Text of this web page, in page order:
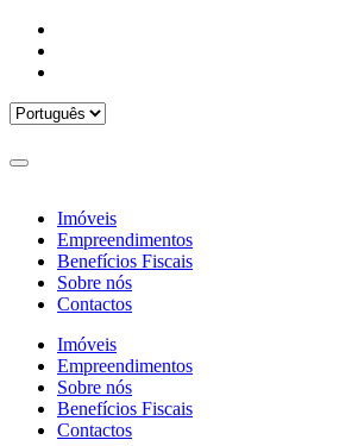
Imóveis
Empreendimentos
Benefícios Fiscais
Sobre nós
Contactos
Imóveis
Empreendimentos
Sobre nós
Benefícios Fiscais
Contactos